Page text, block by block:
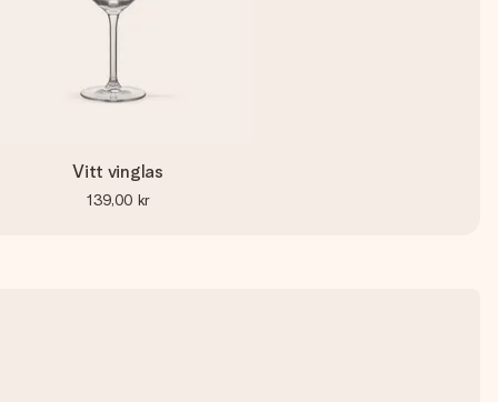
Vitt vinglas
139,00 kr